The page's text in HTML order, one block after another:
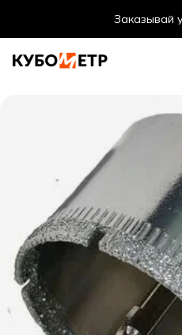
Заказывай
Оптовые цены